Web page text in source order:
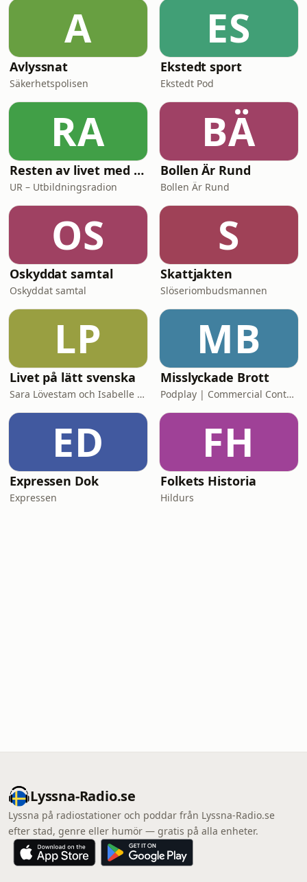
A
Avlyssnat
Säkerhetspolisen
ES
Ekstedt sport
Ekstedt Pod
RA
Resten av livet med Mark Levengood
UR – Utbildningsradion
BÄ
Bollen Är Rund
Bollen Är Rund
OS
Oskyddat samtal
Oskyddat samtal
S
Skattjakten
Slöseriombudsmannen
LP
Livet på lätt svenska
Sara Lövestam och Isabelle Stromberg
MB
Misslyckade Brott
Podplay | Commercial Content
ED
Expressen Dok
Expressen
FH
Folkets Historia
Hildurs
Lyssna-Radio.se
Lyssna på radiostationer och poddar från Lyssna-Radio.se
efter stad, genre eller humör — gratis på alla enheter.